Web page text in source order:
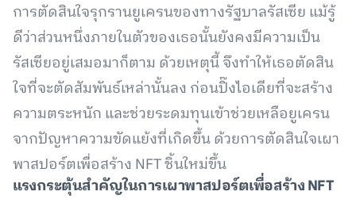
การตัดสินใจรุกรานยูเครนของทางรัฐบาลรัสเซีย แม้รู้
ดีว่าส่วนหนึ่งภายในตัวของเธอนั้นยังคงมีความเป็น
รัสเซียอยู่เสมอมาก็ตาม ด้วยเหตุนี้ จึงทำให้เธอตัดสิน
ใจที่จะตัดสัมพันธ์เหล่านั้นลง ก่อนปิ๊งไอเดียที่จะสร้าง
ความตระหนัก และช่วยระดมทุนเข้าช่วยเหลือยูเครน
จากปัญหาความขัดแย้งที่เกิดขึ้น ด้วยการตัดสินใจเผา
พาสปอร์ตเพื่อสร้าง NFT ชิ้นใหม่ขึ้น
แรงกระตุ้นสำคัญในการเผาพาสปอร์ตเพื่อสร้าง NFT